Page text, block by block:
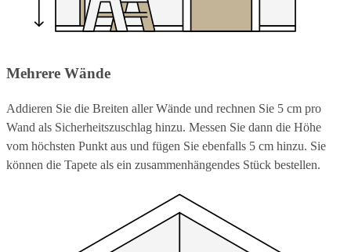
Mehrere Wände
Addieren Sie die Breiten aller Wände und rechnen Sie 5 cm pro
Wand als Sicherheitszuschlag hinzu. Messen Sie dann die Höhe
vom höchsten Punkt aus und fügen Sie ebenfalls 5 cm hinzu. Sie
können die Tapete als ein zusammenhängendes Stück bestellen.